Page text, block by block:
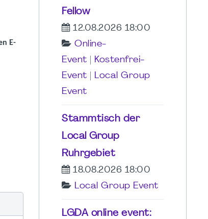
E-
Fellow
12.08.2026 18:00
Online-
Event
Kostenfrei-
Event
Local Group
Event
Stammtisch der
Local Group
Ruhrgebiet
18.08.2026 18:00
Local Group Event
LGDA online event: